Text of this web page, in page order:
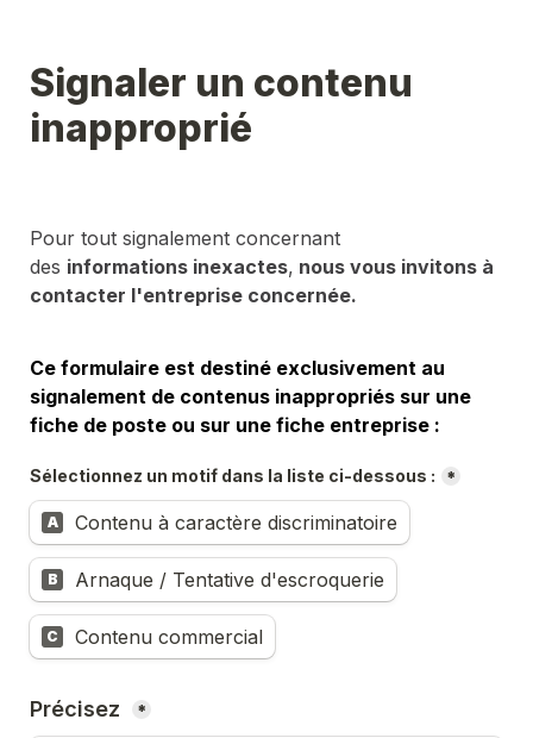
Signaler un contenu
inapproprié
Pour tout signalement concernant
des informations inexactes, nous vous invitons à
contacter l'entreprise concernée.
Ce formulaire est destiné exclusivement au
signalement de contenus inappropriés sur une
fiche de poste ou sur une fiche entreprise :
Sélectionnez un motif dans la liste ci-dessous : *
A Contenu à caractère discriminatoire
B Arnaque / Tentative d'escroquerie
C Contenu commercial
Précisez *